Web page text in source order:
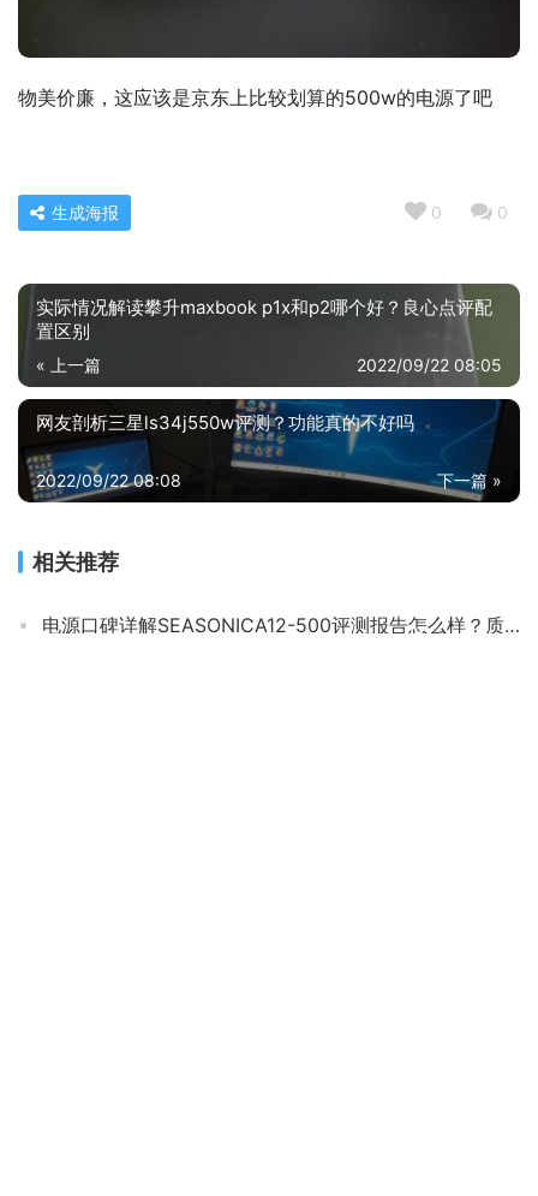
物美价廉，这应该是京东上比较划算的500w的电源了吧
0 0
生成海报
实际情况解读攀升maxbook p1x和p2哪个好？良心点评配
置区别
« 上一篇 2022/09/22 08:05
网友剖析三星ls34j550w评测？功能真的不好吗
下一篇 »
2022/09/22 08:08
相关推荐
电源口碑详解SEASONICA12-500评测报告怎么样？质量不靠谱？